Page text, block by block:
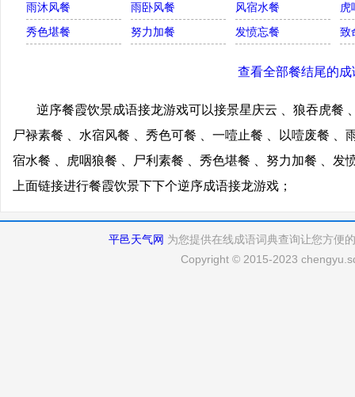
雨沐风餐
雨卧风餐 风宿水餐
虎
秀色堪餐
努力加餐 发愤忘餐 致
查看全部餐结尾的成
逆序餐霞饮景成语接龙游戏可以接景星庆云 、狼吞虎餐
尸禄素餐 、水宿风餐 、秀色可餐 、一噎止餐 、以噎废餐 、
宿水餐 、虎咽狼餐 、尸利素餐 、秀色堪餐 、努力加餐 、发
上面链接进行餐霞饮景下下个逆序成语接龙游戏；
平邑天气网 为您提供在线成语词典查询让您方便
Copyright © 2015-2023